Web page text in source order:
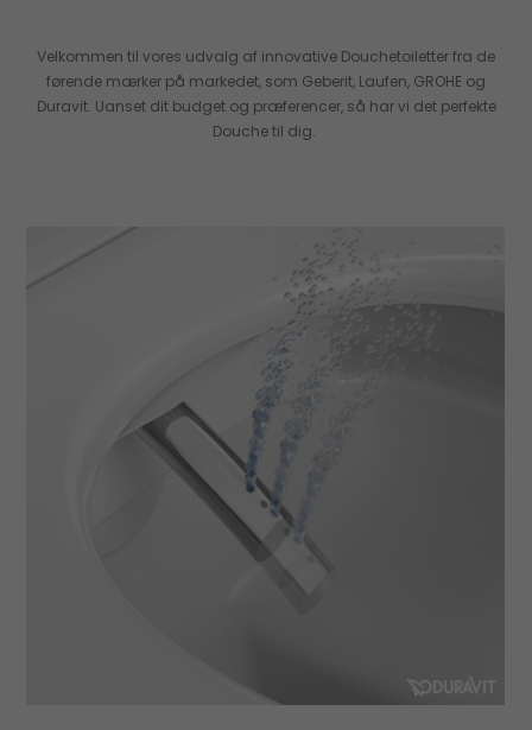
Velkommen til vores udvalg af innovative Douchetoiletter fra de
førende mærker på markedet, som Geberit, Laufen, GROHE og
Duravit. Uanset dit budget og præferencer, så har vi det perfekte
Douche til dig.